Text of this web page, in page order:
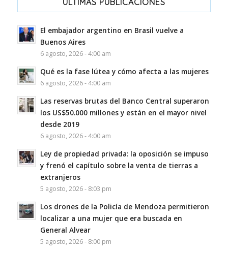
ULTIMAS PUBLICACIONES
El embajador argentino en Brasil vuelve a
Buenos Aires
6 agosto, 2026 - 4:00 am
Qué es la fase lútea y cómo afecta a las mujeres
6 agosto, 2026 - 4:00 am
Las reservas brutas del Banco Central superaron
los US$50.000 millones y están en el mayor nivel
desde 2019
6 agosto, 2026 - 4:00 am
Ley de propiedad privada: la oposición se impuso
y frenó el capítulo sobre la venta de tierras a
extranjeros
5 agosto, 2026 - 8:03 pm
Los drones de la Policía de Mendoza permitieron
localizar a una mujer que era buscada en
General Alvear
5 agosto, 2026 - 8:00 pm